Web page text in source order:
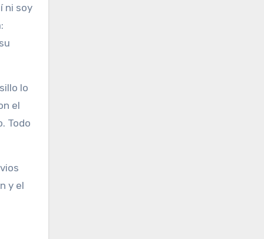
ni soy
lo
el
Todo
y el